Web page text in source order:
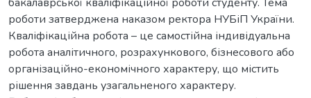
роботи затверджена наказом ректора НУБіП України.
Кваліфікаційна робота – це самостійна індивідуальна
робота аналітичного, розрахункового, бізнесового або
організаційно-економічного характеру, що містить
рішення завдань узагальненого характеру.